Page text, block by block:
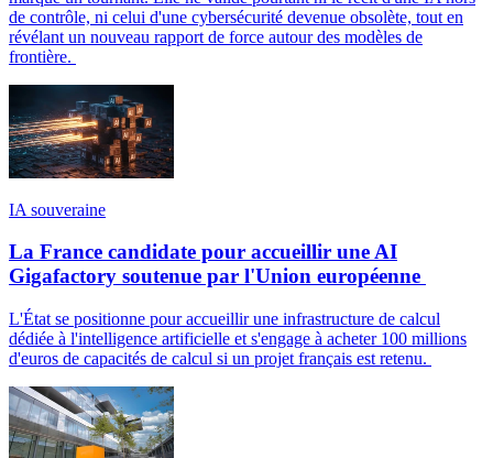
de contrôle, ni celui d'une cybersécurité devenue obsolète, tout en
révélant un nouveau rapport de force autour des modèles de
frontière.
IA souveraine
La France candidate pour accueillir une AI
Gigafactory soutenue par l'Union européenne
L'État se positionne pour accueillir une infrastructure de calcul
dédiée à l'intelligence artificielle et s'engage à acheter 100 millions
d'euros de capacités de calcul si un projet français est retenu.